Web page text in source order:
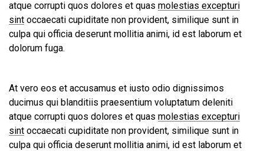
atque corrupti quos dolores et quas molestias excepturi
sint occaecati cupiditate non provident, similique sunt in
culpa qui officia deserunt mollitia animi, id est laborum et
dolorum fuga.
At vero eos et accusamus et iusto odio dignissimos
ducimus qui blanditiis praesentium voluptatum deleniti
atque corrupti quos dolores et quas molestias excepturi
sint occaecati cupiditate non provident, similique sunt in
culpa qui officia deserunt mollitia animi, id est laborum et